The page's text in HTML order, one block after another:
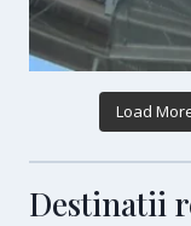
Load
Destinatii